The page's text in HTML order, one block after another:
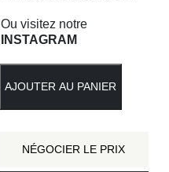
Ou visitez notre
INSTAGRAM
AJOUTER AU PANIER
NÉGOCIER LE PRIX